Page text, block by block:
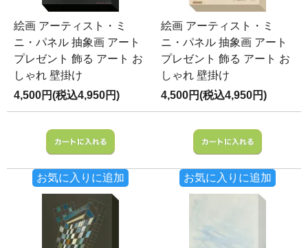
絵画 アーティスト・ミ
ニ・パネル 抽象画 アート
プレゼント 飾る アート お
しゃれ 壁掛け
4,500円(税込4,950円)
お気に入りに追加
絵画 アーティスト・ミ
ニ・パネル 抽象画 アート
プレゼント 飾る アート お
しゃれ 壁掛け
4,500円(税込4,950円)
お気に入りに追加